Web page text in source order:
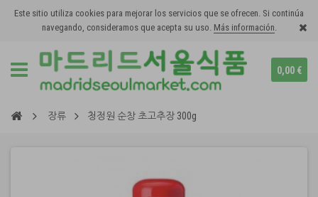
Este sitio utiliza cookies para mejorar los servicios que se ofrecen. Si continúa
navegando, consideramos que acepta su uso. Más información.
0,00 €
장류 청정원 순창 초고추장 300g